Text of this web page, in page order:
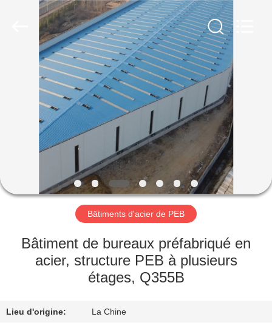
MAISON
PRODUITS
VIDÉOS
VR
SHOW
AU
SUJET
Bâtiments d'acier de PEB
Bâtiment de bureaux préfabriqué en
acier, structure PEB à plusieurs
étages, Q355B
Lieu d'origine: La Chine